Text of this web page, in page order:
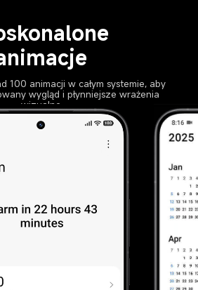
100 animacji w całym systemie, aby
wygląd i płynniejsze wrażenia
wizualne